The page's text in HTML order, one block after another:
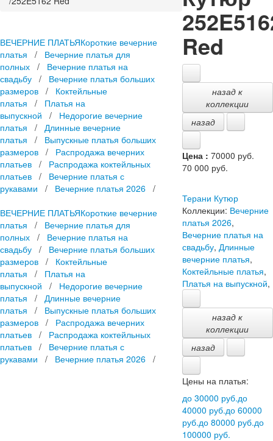
ВЕЧЕРНИЕ ПЛАТЬЯКороткие вечерние
платья / Вечерние платья для
полных / Вечерние платья на
свадьбу / Вечерние платья больших
размеров / Коктейльные
платья / Платья на
выпускной / Недорогие вечерние
платья / Длинные вечерние
платья / Выпускные платья больших
размеров / Распродажа вечерних
платьев / Распродажа коктейльных
платьев / Вечерние платья с
рукавами / Вечерние платья 2026 /
ВЕЧЕРНИЕ ПЛАТЬЯКороткие вечерние
платья / Вечерние платья для
полных / Вечерние платья на
свадьбу / Вечерние платья больших
размеров / Коктейльные
платья / Платья на
выпускной / Недорогие вечерние
платья / Длинные вечерние
платья / Выпускные платья больших
размеров / Распродажа вечерних
платьев / Распродажа коктейльных
платьев / Вечерние платья с
рукавами / Вечерние платья 2026 /
Red
назад к
коллекции
назад
Цена : 70000 руб.
70 000 руб.
Терани Кутюр
Коллекции: Вечерние
платья 2026,
Вечерние платья на
свадьбу, Длинные
вечерние платья,
Коктейльные платья,
Платья на выпускной,
назад к
коллекции
назад
Цены на платья:
до 30000 руб.до
40000 руб.до 60000
руб.до 80000 руб.до
100000 руб.